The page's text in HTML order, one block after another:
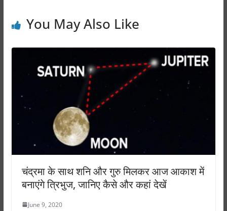
k
You May Also Like
चंद्रमा के साथ शनि और गुरु मिलकर आज आकाश में
बनाएंगे त्रिभुज, जानिए कैसे और कहां देखें
June 9, 2020